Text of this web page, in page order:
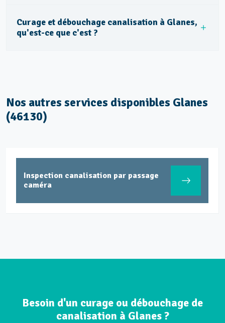
Curage et débouchage canalisation à Glanes,
qu'est-ce que c'est ?
Nos autres services disponibles Glanes
(46130)
Inspection canalisation par passage
caméra
Besoin d'un curage ou débouchage de
canalisation à Glanes ?